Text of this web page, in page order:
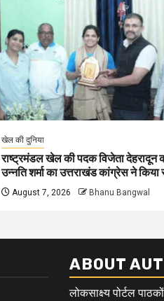
खेल की दुनिया
राष्ट्रमंडल खेल की पदक विजेता देहरादून
उन्नति शर्मा का उत्तराखंड कांग्रेस ने किया
August 7, 2026 Bhanu Bangwal
ABOUT
लोकसाक्ष्य पोर्टल